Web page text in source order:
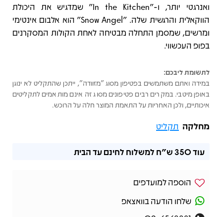
ואנרגטי יותר, ו-"In the Kitchen" שמדגיש את היכולת
הווקאלית והרגשית שלה. "Snow Angel" הוא אלבום אינטימי
ומרשים, שמסמן התחלה מבטיחה לאחת הקולות המסקרנים
בפופ העכשווי.
לתשומת ליבכם:
במידה ואתם משתמשים בפטיפון מסוג "מזוודה", ייתכן שהתקליט לא ינוגן
באופן מיטבי. במקרים רבים פטיפונים מסוג זה אינם מותאמים לתקליטים
איכותיים, ולכן האחריות על התאמת המוצר חלה על הרוכש.
מחלקה תקליט
עוד350 ש"ח למשלוח לחינם עד הבית
הוספה למועדפים
שלחו הודעה בוואצאפ